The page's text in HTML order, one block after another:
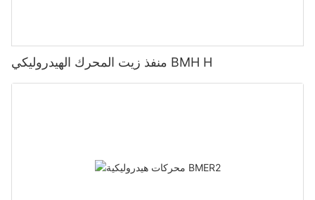
منفذ زيت المحرك الهيدروليكي BMH H